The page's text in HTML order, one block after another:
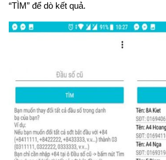
“TÌM” để dò kết quả.